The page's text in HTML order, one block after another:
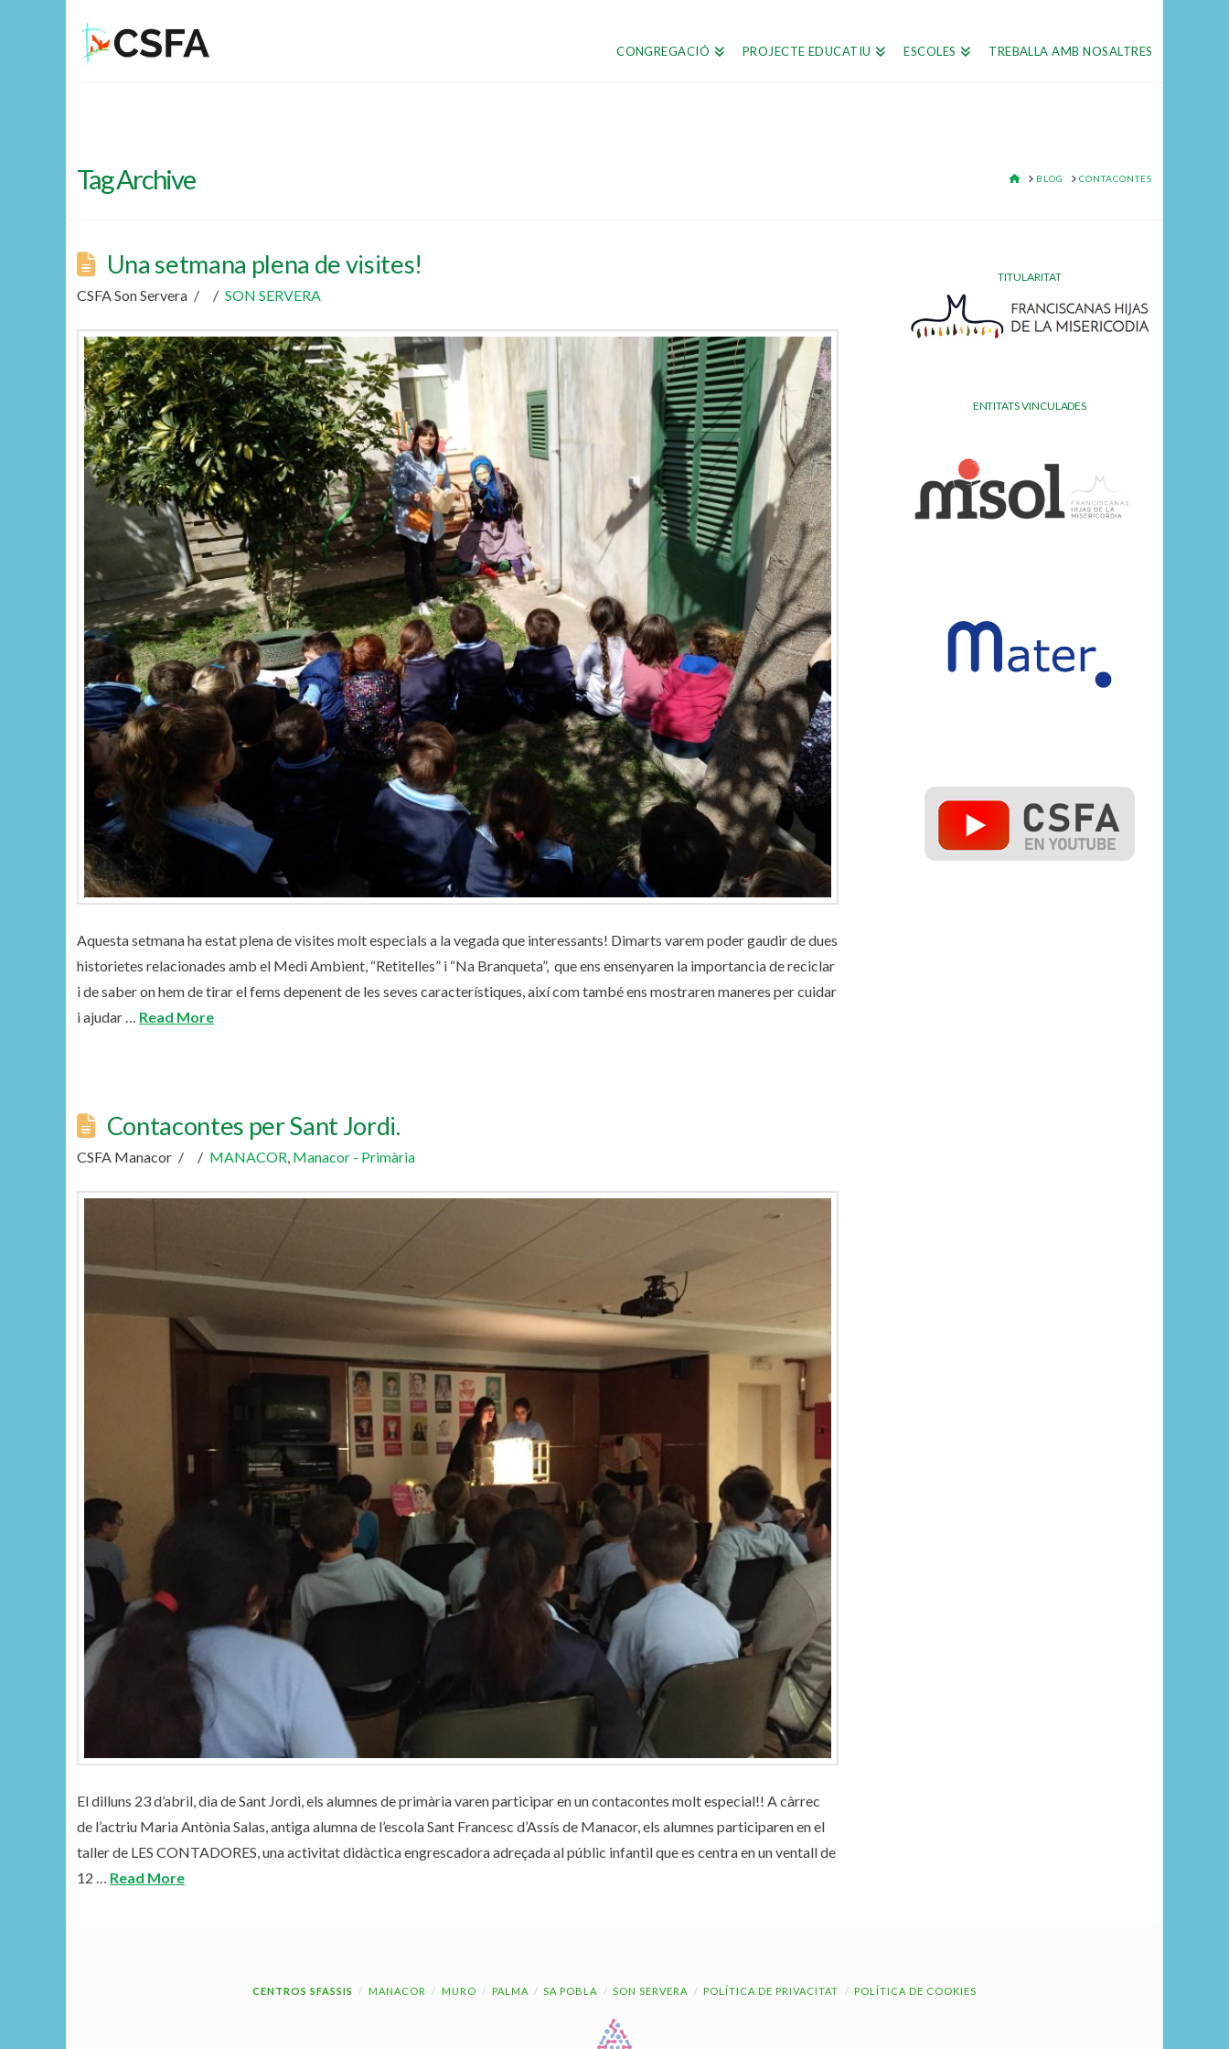
CONGREGACIÓ PROJECTE EDUCATIU ESCOLES TREBALLA AMB NOSALTRES
Tag Archive HOME
BLOG CONTACONTES
Una setmana plena de visites!
CSFA Son Servera SON SERVERA
Aquesta setmana ha estat plena de visites molt especials a la vegada que interessants! Dimarts varem poder gaudir de dues
historietes relacionades amb el Medi Ambient, “Retitelles” i “Na Branqueta”, que ens ensenyaren la importancia de reciclar
i de saber on hem de tirar el fems depenent de les seves característiques, així com també ens mostraren maneres per cuidar
i ajudar … Read More
Contacontes per Sant Jordi.
CSFA Manacor MANACOR Manacor - Primària
El dilluns 23 d’abril, dia de Sant Jordi, els alumnes de primària varen participar en un contacontes molt especial!! A càrrec
de l’actriu Maria Antònia Salas, antiga alumna de l’escola Sant Francesc d’Assís de Manacor, els alumnes participaren en el
taller de LES CONTADORES, una activitat didàctica engrescadora adreçada al públic infantil que es centra en un ventall de
12 … Read More
TITULARITAT
ENTITATS VINCULADES
CENTROS SFASSIS MANACOR MURO PALMA SA POBLA SON SERVERA POLÍTICA DE PRIVACITAT POLÍTICA DE COOKIES